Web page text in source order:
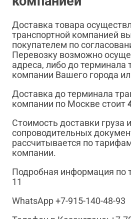
Доставка товара
транспортной компанией
покупателем по
Перевозку возможно
адреса, либо до терминала
компании Вашего города
Доставка до терминала
компании по Москве стоит
Стоимость доставки груза и
сопроводительных
рассчитывается по
компании.
Подробная информация по
11
WhatsApp +7-915-140-48-93